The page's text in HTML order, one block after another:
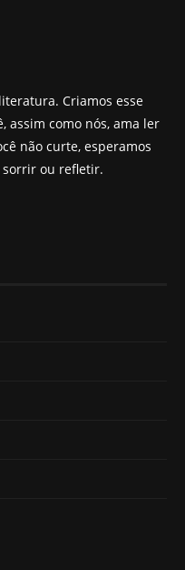
Criamos esse
assim como nós, ama ler
não curte, esperamos
sorrir ou refletir.